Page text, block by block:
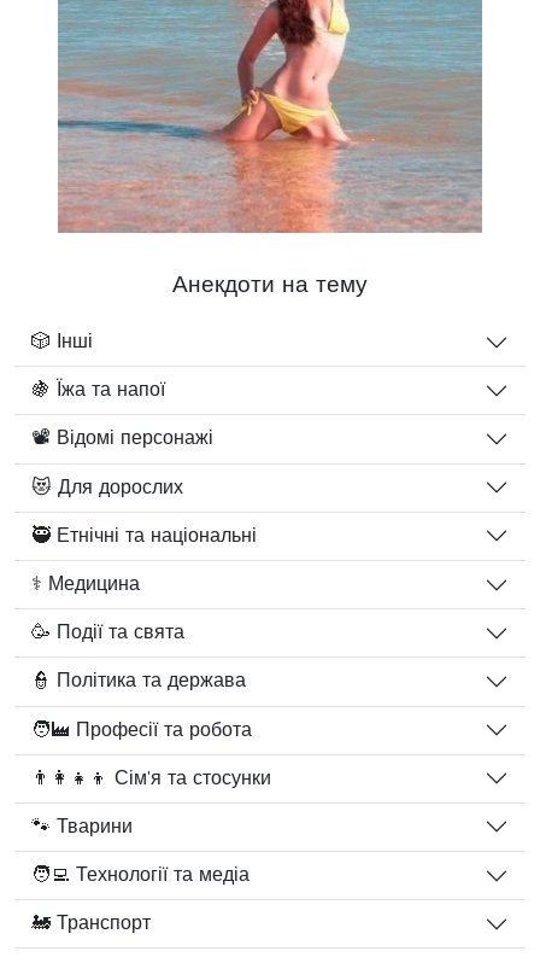
Анекдоти на тему
🎲 Інші
🍇 Їжа та напої
📽️ Відомі персонажі
😻 Для дорослих
🥷 Етнічні та національні
⚕️ Медицина
🥳 Події та свята
👮 Політика та держава
🧑‍🏭 Професії та робота
👨‍👩‍👧‍👦 Сім'я та стосунки
🐾 Тварини
🧑‍💻 Технології та медіа
🚂 Транспорт